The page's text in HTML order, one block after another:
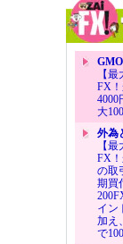
【
FX
4000
大
外為
【
FX
の取
期買
イン
加え
で